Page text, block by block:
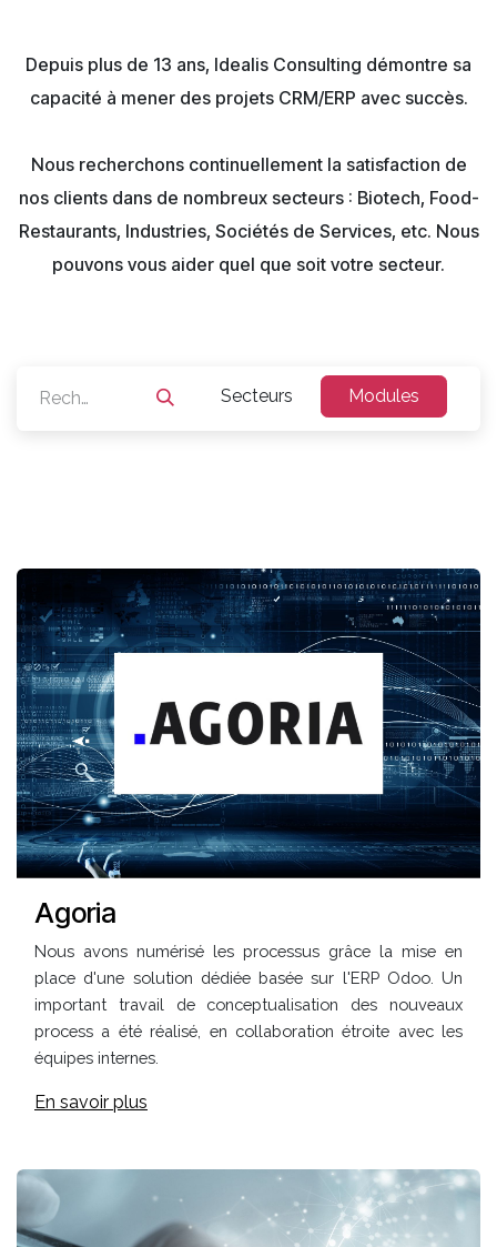
Depuis plus de 13 ans, Idealis Consulting démontre sa
capacité à mener des projets CRM/ERP avec succès.
Nous recherchons continuellement la satisfaction de
nos clients dans de nombreux secteurs : Biotech, Food-
Restaurants, Industries, Sociétés de Services, etc. Nous
pouvons vous aider quel que soit votre secteur.
Secteurs Modules
Agoria
Nous avons numérisé les processus grâce la mise en
place d'une solution dédiée basée sur l'ERP Odoo. Un
important travail de conceptualisation des nouveaux
process a été réalisé, en collaboration étroite avec les
équipes internes.
En savoir plus